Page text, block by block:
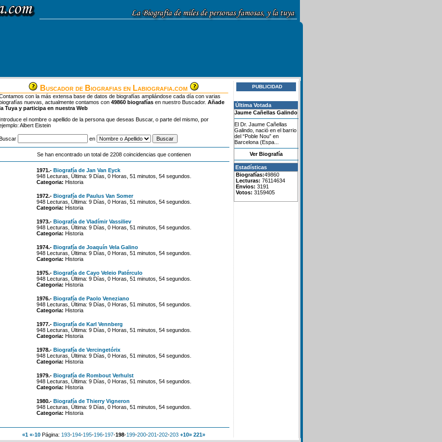
Buscador de Biografias en Labiografia.com
con la más extensa base de datos de biografías ampliándose cada día con varias
nuevas, actualmente contamos con 49860 biografías en nuestro Buscador. Añade
Tuya y participa en nuestra Web
Introduce el nombre o apellido de la persona que deseas Buscar, o parte del mismo, por
Albert Eistein
en
Se han encontrado un total de 2208 coincidencias que contienen
1971.- Biografía de Jan Van Eyck
948 Lecturas, Última: 9 Días, 0 Horas, 51 minutos, 54 segundos.
Categoria: Historia
1972.- Biografía de Paulus Van Somer
948 Lecturas, Última: 9 Días, 0 Horas, 51 minutos, 54 segundos.
Categoria: Historia
1973.- Biografía de Vladímir Vassiliev
948 Lecturas, Última: 9 Días, 0 Horas, 51 minutos, 54 segundos.
Categoria: Historia
1974.- Biografía de Joaquín Vela Galino
948 Lecturas, Última: 9 Días, 0 Horas, 51 minutos, 54 segundos.
Categoria: Historia
1975.- Biografía de Cayo Veleio Patérculo
948 Lecturas, Última: 9 Días, 0 Horas, 51 minutos, 54 segundos.
Categoria: Historia
1976.- Biografía de Paolo Veneziano
948 Lecturas, Última: 9 Días, 0 Horas, 51 minutos, 54 segundos.
Categoria: Historia
1977.- Biografía de Karl Vennberg
948 Lecturas, Última: 9 Días, 0 Horas, 51 minutos, 54 segundos.
Categoria: Historia
1978.- Biografía de Vercingetórix
948 Lecturas, Última: 9 Días, 0 Horas, 51 minutos, 54 segundos.
Categoria: Historia
1979.- Biografía de Rombout Verhulst
948 Lecturas, Última: 9 Días, 0 Horas, 51 minutos, 54 segundos.
Categoria: Historia
1980.- Biografía de Thierry Vigneron
948 Lecturas, Última: 9 Días, 0 Horas, 51 minutos, 54 segundos.
Categoria: Historia
«1 «-10 Página: 193-194-195-196-197-198-199-200-201-202-203 +10» 221»
PUBLICIDAD
Última Votada
Jaume Cañellas Galindo
El Dr. Jaume Cañellas
Galindo, nació en el barrio
del “Poble Nou” en
Barcelona (Espa...
Ver Biografía
Estadísticas
Biografías:49860
Lecturas: 76114634
Envios: 3191
Votos: 3159405